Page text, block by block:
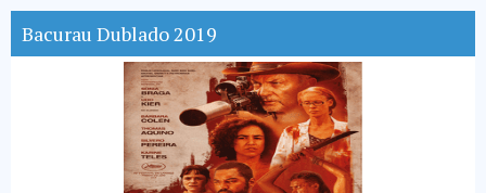
Bacurau Dublado 2019